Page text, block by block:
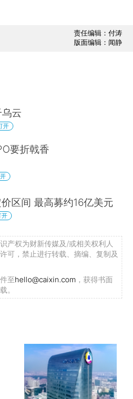
责任编辑：付涛
版面编辑：闻静
云
开
要折戟香
区间 最高募约16亿美元
开
产权为财新传媒及/或相关权利人
可，禁止进行转载、摘编、复制及
至hello@caixin.com ，获得书面
。